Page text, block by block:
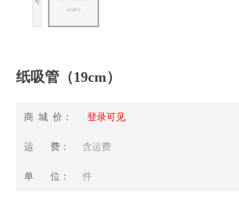
纸吸管（19cm）
商 城 价： 登录可见
运 费： 含运费
单 位： 件